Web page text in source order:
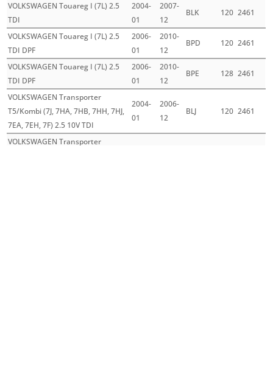
VOLKSWAGEN Touareg I (7L) 2.5
TDI
2004-
01
2007-
12
BLK 120 2461
VOLKSWAGEN Touareg I (7L) 2.5
TDI DPF
2006-
01
2010-
12
BPD 120 2461
VOLKSWAGEN Touareg I (7L) 2.5
TDI DPF
2006-
01
2010-
12
BPE 128 2461
VOLKSWAGEN Transporter
T5/Kombi (7J, 7HA, 7HB, 7HH, 7HJ,
7EA, 7EH, 7F) 2.5 10V TDI
2004-
01
2006-
12
BLJ 120 2461
VOLKSWAGEN Transporter